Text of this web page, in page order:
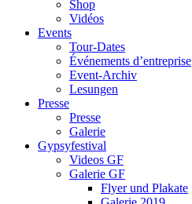
Shop
Vidéos
Events
Tour-Dates
Événements d’entreprise
Event-Archiv
Lesungen
Presse
Presse
Galerie
Gypsyfestival
Videos GF
Galerie GF
Flyer und Plakate